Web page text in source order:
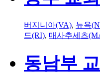
버지니아(VA), 뉴욕
드(RI), 매사추세츠
동남부